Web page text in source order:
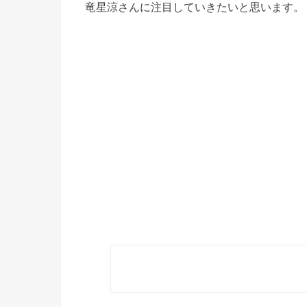
竜星涼さんに注目していきたいと思います。